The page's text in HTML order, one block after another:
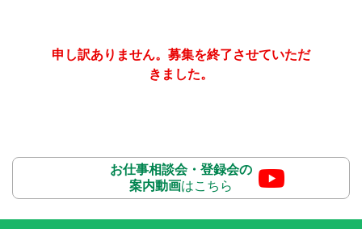
申し訳ありません。募集を終了させていただ
きました。
お仕事相談会・登録会の
案内動画はこちら